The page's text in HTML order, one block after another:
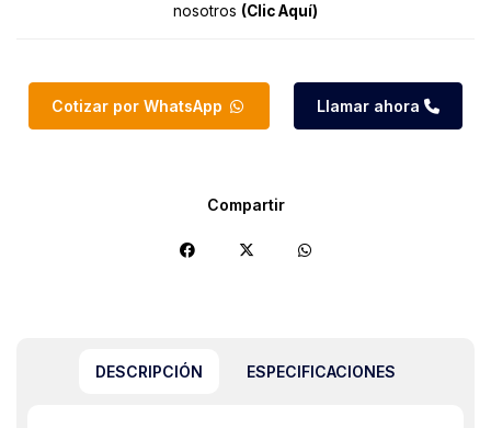
nosotros (Clic Aquí)
Cotizar por WhatsApp Llamar ahora
Compartir
DESCRIPCIÓN ESPECIFICACIONES